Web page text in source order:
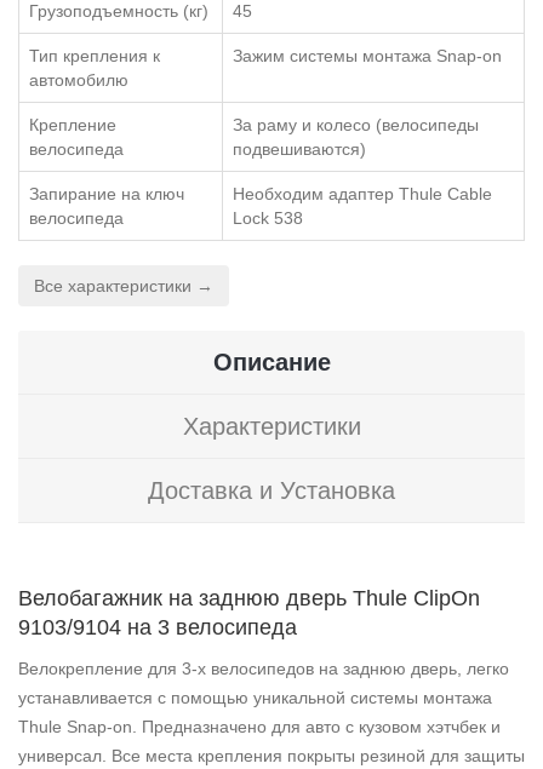
Грузоподъемность (кг) 45
Тип крепления к
автомобилю
Зажим системы монтажа Snap-on
Крепление
велосипеда
За раму и колесо (велосипеды
подвешиваются)
Запирание на ключ
велосипеда
Необходим адаптер Thule Cable
Lock 538
Все характеристики →
Описание
Характеристики
Доставка и Установка
Велобагажник на заднюю дверь Thule ClipOn
9103/9104 на 3 велосипеда
Велокрепление для 3-х велосипедов на заднюю дверь, легко
устанавливается с помощью уникальной системы монтажа
Thule Snap-on. Предназначено для авто с кузовом хэтчбек и
универсал. Все места крепления покрыты резиной для защиты